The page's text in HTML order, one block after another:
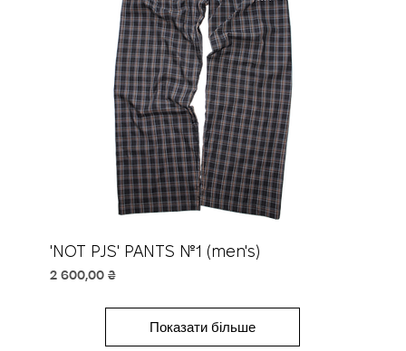
'NOT PJS' PANTS №1 (men's)
Ціна
2 600,00 ₴
Показати більше